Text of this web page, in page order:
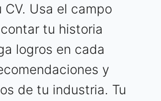
Usa el campo
tu historia
logros en cada
y
de tu industria. Tu